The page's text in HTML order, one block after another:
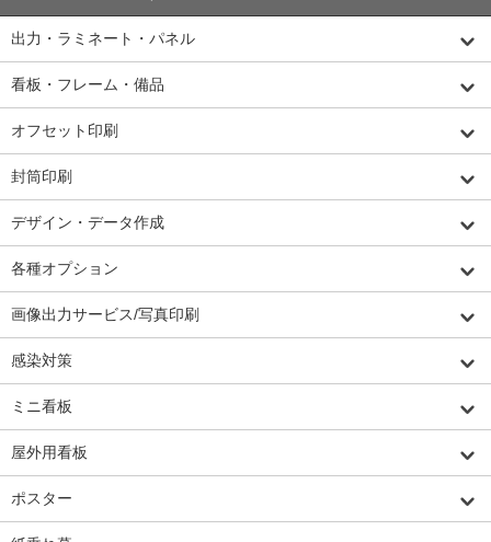
出力・ラミネート・パネル
看板・フレーム・備品
オフセット印刷
封筒印刷
デザイン・データ作成
各種オプション
画像出力サービス/写真印刷
感染対策
ミニ看板
屋外用看板
ポスター